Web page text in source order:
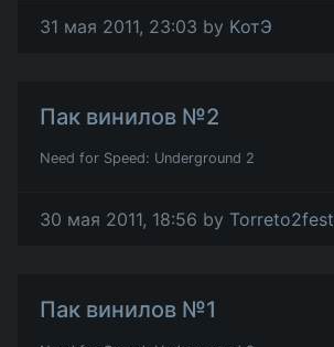
31 мая 2011, 23:03 by KотЭ
Пак винилов №2
Need for Speed: Underground 2
30 мая 2011, 18:56 by Torreto2fest
Пак винилов №1